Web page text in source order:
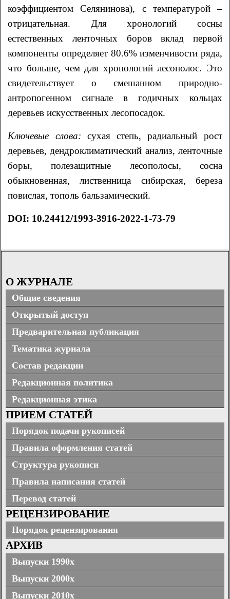
коэффициентом Селянинова), с температурой –
отрицательная. Для хронологий сосны
естественных ленточных боров вклад первой
компоненты определяет 80.6% изменчивости ряда,
что больше, чем для хронологий лесополос. Это
свидетельствует о смешанном природно-
антропогенном сигнале в годичных кольцах
деревьев искусственных лесопосадок.
Ключевые слова: сухая степь, радиальный рост
деревьев, дендроклиматический анализ, ленточные
боры, полезащитные лесополосы, сосна
обыкновенная, лиственница сибирская, береза
повислая, тополь бальзамический.
DOI: 10.24412/1993-3916-2022-1-73-79
О ЖУРНАЛЕ
Общие сведения
Открытый доступ
Предварительная публикация
Тематика журнала
Состав редакции
Редакционная политика
Редакционная этика
ПРИЕМ СТАТЕЙ
Порядок подачи рукописей
Правила оформления статей
Структура рукописи
Правила написания статей
Перевод статей
РЕЦЕНЗИРОВАНИЕ
Порядок рецензирования
АРХИВ
Выпуски 1990х
Выпуски 2000х
Выпуски 2010х